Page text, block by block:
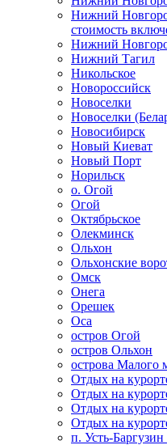
Нижний
стоимость
Нижний
Нижний Тагил
Никольское
Новороссийск
Новоселки
Новоселки
Новосибирск
Новый Киеват
Новый Порт
Норильск
о. Огой
Огой
Октябрьское
Олекминск
Ольхон
Ольхонские
Омск
Онега
Орешек
Оса
остров Огой
остров Ольхон
острова Малого
Отдых на
Отдых на
Отдых на
Отдых на
п. Усть-